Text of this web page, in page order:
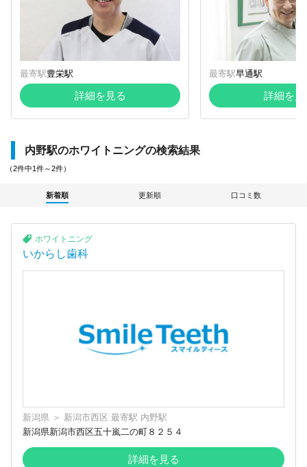
最寄駅豊栄駅
詳細を見る
最寄駅早通駅
詳細を見
内野駅のホワイトニングの検索結果
（2件中1件～2件）
新着順 更新順 口コミ数
ホワイトニング
いからし歯科
新潟県 ＞ 新潟市西区 最寄駅 内野駅
新潟県新潟市西区五十嵐二の町８２５４
詳細を見る